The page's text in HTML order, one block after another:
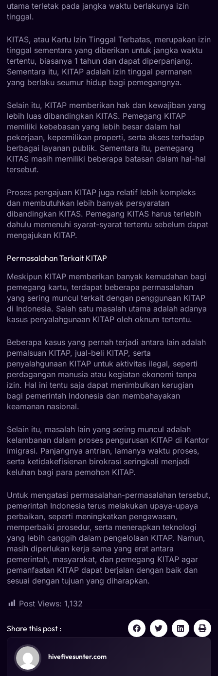
utama terletak pada jangka waktu berlakunya izin
tinggal.
KITAS, atau Kartu Izin Tinggal Terbatas, merupakan izin
tinggal sementara yang diberikan untuk jangka waktu
tertentu, biasanya 1 tahun dan dapat diperpanjang.
Sementara itu, KITAP adalah izin tinggal permanen
yang berlaku seumur hidup bagi pemegangnya.
Selain itu, KITAP memberikan hak dan kewajiban yang
lebih luas dibandingkan KITAS. Pemegang KITAP
memiliki kebebasan yang lebih besar dalam hal
pekerjaan, kepemilikan properti, serta akses terhadap
berbagai layanan publik. Sementara itu, pemegang
KITAS masih memiliki beberapa batasan dalam hal-hal
tersebut.
Proses pengajuan KITAP juga relatif lebih kompleks
dan membutuhkan lebih banyak persyaratan
dibandingkan KITAS. Pemegang KITAS harus terlebih
dahulu memenuhi syarat-syarat tertentu sebelum dapat
mengajukan KITAP.
Permasalahan Terkait KITAP
Meskipun KITAP memberikan banyak kemudahan bagi
pemegang kartu, terdapat beberapa permasalahan
yang sering muncul terkait dengan penggunaan KITAP
di Indonesia. Salah satu masalah utama adalah adanya
kasus penyalahgunaan KITAP oleh oknum tertentu.
Beberapa kasus yang pernah terjadi antara lain adalah
pemalsuan KITAP, jual-beli KITAP, serta
penyalahgunaan KITAP untuk aktivitas ilegal, seperti
perdagangan manusia atau kegiatan ekonomi tanpa
izin. Hal ini tentu saja dapat menimbulkan kerugian
bagi pemerintah Indonesia dan membahayakan
keamanan nasional.
Selain itu, masalah lain yang sering muncul adalah
kelambanan dalam proses pengurusan KITAP di Kantor
Imigrasi. Panjangnya antrian, lamanya waktu proses,
serta ketidakefisienan birokrasi seringkali menjadi
keluhan bagi para pemohon KITAP.
Untuk mengatasi permasalahan-permasalahan tersebut,
pemerintah Indonesia terus melakukan upaya-upaya
perbaikan, seperti meningkatkan pengawasan,
memperbaiki prosedur, serta menerapkan teknologi
yang lebih canggih dalam pengelolaan KITAP. Namun,
masih diperlukan kerja sama yang erat antara
pemerintah, masyarakat, dan pemegang KITAP agar
pemanfaatan KITAP dapat berjalan dengan baik dan
sesuai dengan tujuan yang diharapkan.
Post Views: 1,132
Share this post :
hivefivesunter.com